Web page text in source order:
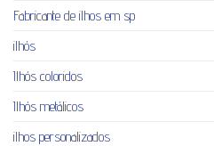
Fabricante de ilhos em sp
ilhós
Ilhós coloridos
Ilhós metálicos
ilhos personalizados